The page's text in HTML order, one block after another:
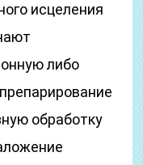
исцеления
либо
обработку